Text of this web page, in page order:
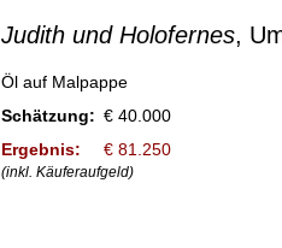
Judith und Holofernes,
Öl auf Malpappe
Schätzung: € 40.000
Ergebnis:
€ 81.250
(inkl. Käuferaufgeld)